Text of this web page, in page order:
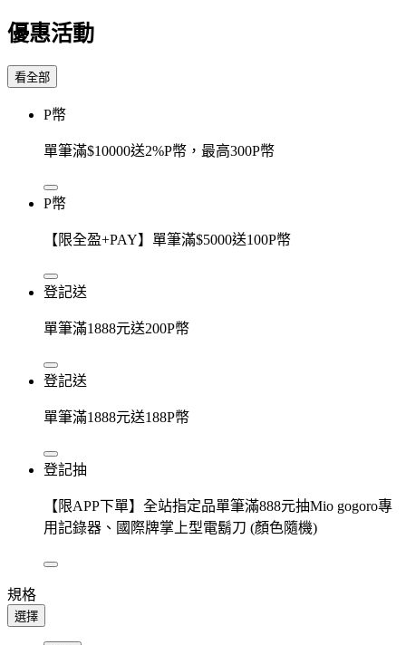
優惠活動
看全部
P幣
單筆滿$10000送2%P幣，最高300P幣
P幣
【限全盈+PAY】單筆滿$5000送100P幣
登記送
單筆滿1888元送200P幣
登記送
單筆滿1888元送188P幣
登記抽
【限APP下單】全站指定品單筆滿888元抽Mio gogoro專
用記錄器、國際牌掌上型電鬍刀 (顏色隨機)
規格
選擇